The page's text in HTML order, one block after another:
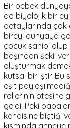
Bir bebek
da biyolojik bir
detaylarında çok
bireyi dünyaya
çocuk sahibi
başından şekil
oluşturmak
kutsal bir iştir. Bu
eşit
rollerinin ötesine
geldi. Peki
kendisine biçtiği
kısmında